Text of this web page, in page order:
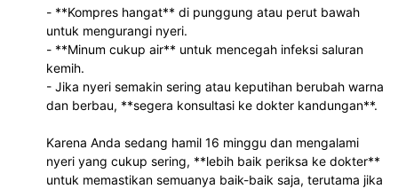
- **Kompres hangat** di punggung atau perut bawah
untuk mengurangi nyeri.
- **Minum cukup air** untuk mencegah infeksi saluran
kemih.
- Jika nyeri semakin sering atau keputihan berubah warna
Karena Anda sedang hamil 16 minggu dan mengalami
nyeri yang cukup sering, **lebih baik periksa ke dokter**
untuk memastikan semuanya baik-baik saja, terutama jika